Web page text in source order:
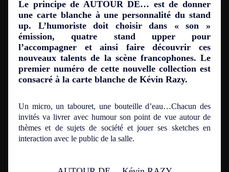
Le principe de AUTOUR DE… est de donner
une carte blanche à une personnalité du stand
up. L’humoriste doit choisir dans « son »
émission, quatre stand upper pour
l’accompagner et ainsi faire découvrir ces
nouveaux talents de la scène francophones. Le
premier numéro de cette nouvelle collection est
consacré à la carte blanche de Kévin Razy.
Un micro, un tabouret, une bouteille d’eau…Chacun des
invités va livrer avec humour son point de vue autour de
thèmes et de sujets de société et jouer ses sketches en
interaction avec le public de la salle.